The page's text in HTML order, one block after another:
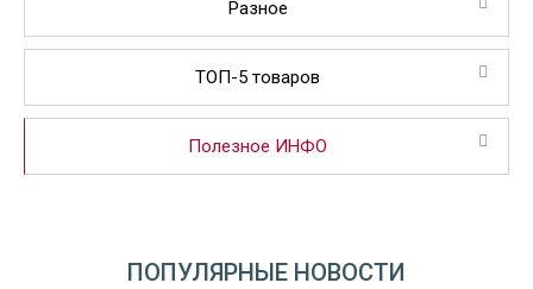
Разное
ТОП-5 товаров
Полезное ИНФО
ПОПУЛЯРНЫЕ НОВОСТИ